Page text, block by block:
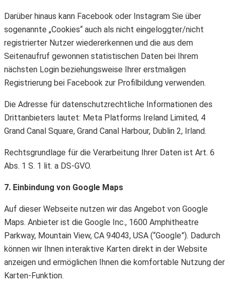
Darüber hinaus kann Facebook oder Instagram Sie über
sogenannte „Cookies“ auch als nicht eingeloggter/nicht
registrierter Nutzer wiedererkennen und die aus dem
Seitenaufruf gewonnen statistischen Daten bei Ihrem
nächsten Login beziehungsweise Ihrer erstmaligen
Registrierung bei Facebook zur Profilbildung verwenden.
Die Adresse für datenschutzrechtliche Informationen des
Drittanbieters lautet: Meta Platforms Ireland Limited, 4
Grand Canal Square, Grand Canal Harbour, Dublin 2, Irland.
Rechtsgrundlage für die Verarbeitung Ihrer Daten ist Art. 6
Abs. 1 S. 1 lit. a DS-GVO.
7. Einbindung von Google Maps
Auf dieser Webseite nutzen wir das Angebot von Google
Maps. Anbieter ist die Google Inc., 1600 Amphitheatre
Parkway, Mountain View, CA 94043, USA (“Google”). Dadurch
können wir Ihnen interaktive Karten direkt in der Website
anzeigen und ermöglichen Ihnen die komfortable Nutzung der
Karten-Funktion.